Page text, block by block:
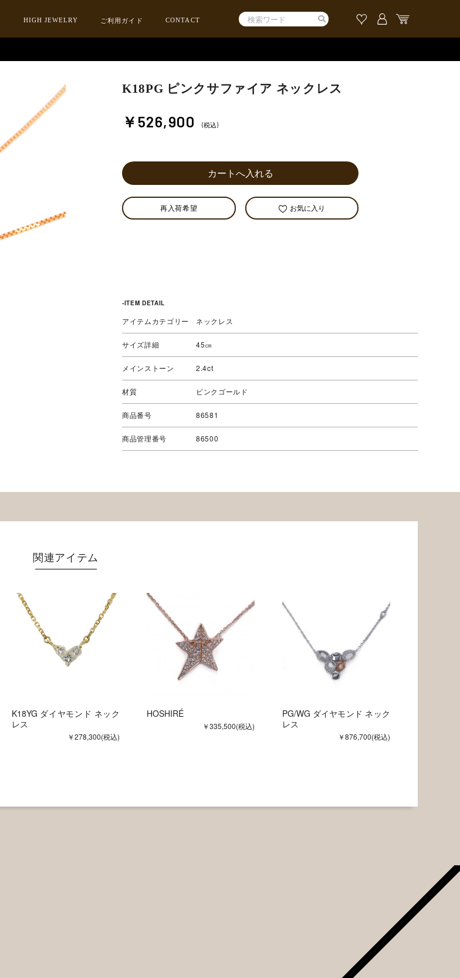
HIGH JEWELRY ご利用ガイド CONTACT
K18PG ピンクサファイア ネックレス
￥526,900
再入荷希望 お気に入り
-ITEM DETAIL
アイテムカテゴリー ネックレス
サイズ詳細 45㎝
メインストーン 2.4ct
材質 ピンクゴールド
商品番号 86581
商品管理番号 86500
関連アイテム
K18YG ダイヤモンド ネック
レス
￥278,300(税込)
HOSHIRÉ
￥335,500(税込)
PG/WG ダイヤモンド ネック
レス
￥876,700(税込)